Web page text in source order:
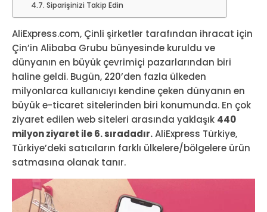
Siparişinizi Takip Edin
AliExpress.com, Çinli şirketler tarafından ihracat için
Çin’in Alibaba Grubu bünyesinde kuruldu ve
dünyanın en büyük çevrimiçi pazarlarından biri
haline geldi. Bugün, 220’den fazla ülkeden
milyonlarca kullanıcıyı kendine çeken dünyanın en
büyük e-ticaret sitelerinden biri konumunda. En çok
ziyaret edilen web siteleri arasında yaklaşık 440
milyon ziyaret ile 6. sıradadır.AliExpress Türkiye,
Türkiye’deki satıcıların farklı ülkelere/bölgelere ürün
satmasına olanak tanır.